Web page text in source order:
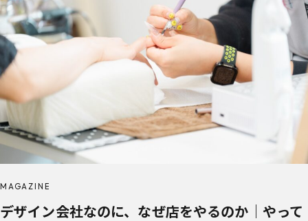
MAGAZINE
デザイン会社なのに、なぜ店をやるのか｜やって